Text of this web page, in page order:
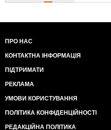
ПРО НАС
КОНТАКТНА ІНФОРМАЦІЯ
ПІДТРИМАТИ
РЕКЛАМА
УМОВИ КОРИСТУВАННЯ
ПОЛІТИКА КОНФІДЕНЦІЙНОСТІ
РЕДАКЦІЙНА ПОЛІТИКА